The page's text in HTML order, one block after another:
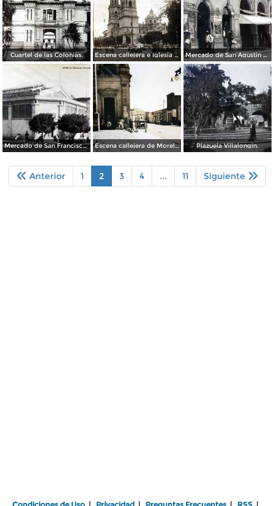
Cuartel de las Colonias. Escena callejera e Iglesia 1906. Mercado de San Agustin Morelia Michoacán.
Mercado de San Francisco Morelia Michoacán. Escena callejera de Morelia Michoacán. Plazuela Villalongin.
Anterior 1 2 3 4 ... 11 Siguiente
Condiciones de Uso | Privacidad | Preguntas Frecuentes | RSS |